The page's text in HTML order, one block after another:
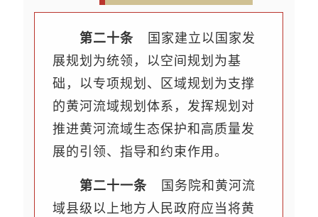
第二十条 国家建立以国家发
展规划为统领，以空间规划为基
础，以专项规划、区域规划为支撑
的黄河流域规划体系，发挥规划对
推进黄河流域生态保护和高质量发
展的引领、指导和约束作用。
第二十一条 国务院和黄河流
域县级以上地方人民政府应当将黄